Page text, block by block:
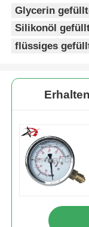
Glycerin
Silikonöl
flüssiges